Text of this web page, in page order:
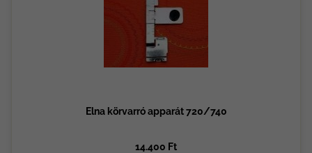
Elna körvarró apparát 720/740
14.400 Ft